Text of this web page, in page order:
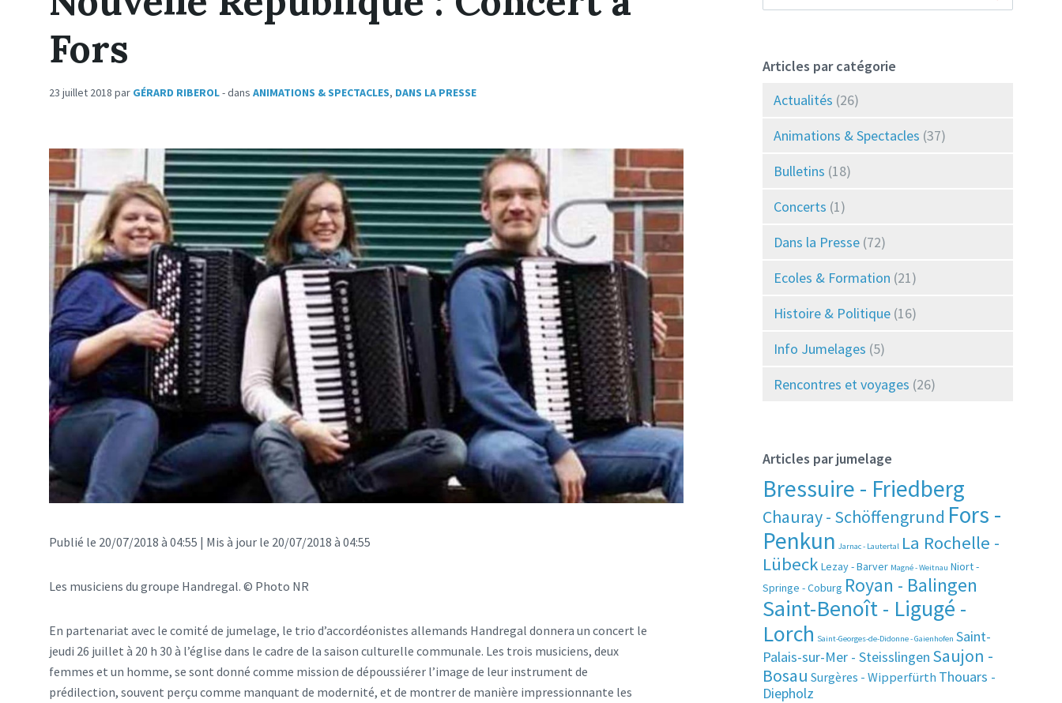
Fors
23 juillet 2018 par GÉRARD RIBEROL- dans ANIMATIONS & SPECTACLES, DANS LA PRESSE
Publié le 20/07/2018 à 04:55 | Mis à jour le 20/07/2018 à 04:55
Les musiciens du groupe Handregal. © Photo NR
En partenariat avec le comité de jumelage, le trio d’accordéonistes allemands Handregal donnera un concert le
jeudi 26 juillet à 20 h 30 à l’église dans le cadre de la saison culturelle communale. Les trois musiciens, deux
femmes et un homme, se sont donné comme mission de dépoussiérer l’image de leur instrument de
prédilection, souvent perçu comme manquant de modernité, et de montrer de manière impressionnante les
Articles par catégorie
Actualités (26)
Animations & Spectacles (37)
Bulletins (18)
Concerts (1)
Dans la Presse (72)
Ecoles & Formation (21)
Histoire & Politique (16)
Info Jumelages (5)
Rencontres et voyages (26)
Articles par jumelage
Bressuire - Friedberg
Chauray - Schöffengrund Fors -
Penkun Jarnac - Lautertal La Rochelle -
Lübeck Lezay - Barver Magné - Weitnau Niort -
Springe - Coburg Royan - Balingen
Saint-Benoît - Ligugé -
Lorch Saint-Georges-de-Didonne - Gaienhofen Saint-
Palais-sur-Mer - Steisslingen Saujon -
Bosau Surgères - Wipperfürth Thouars -
Diepholz